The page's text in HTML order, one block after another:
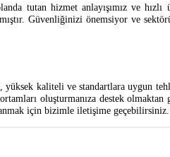
tutan hizmet anlayışımız ve hızlı
Güvenliğinizi önemsiyor ve
yüksek kaliteli ve standartlara uygun
oluşturmanıza destek
için bizimle iletişime geçebilirsiniz.